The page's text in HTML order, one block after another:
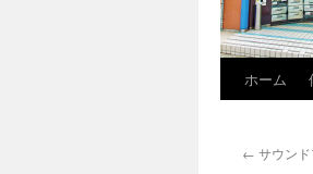
ホーム
← サウン